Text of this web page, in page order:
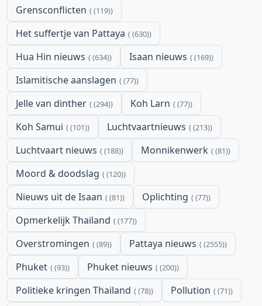
Grensconflicten (119)
Het suffertje van Pattaya (630)
Hua Hin nieuws (634) Isaan nieuws (169)
Islamitische aanslagen (77)
Jelle van dinther (294) Koh Larn (77)
Koh Samui (101) Luchtvaartnieuws (213)
Luchtvaart nieuws (188) Monnikenwerk (81)
Moord & doodslag (120)
Nieuws uit de Isaan (81) Oplichting (77)
Opmerkelijk Thailand (177)
Overstromingen (89) Pattaya nieuws (2555)
Phuket (93) Phuket nieuws (200)
Politieke kringen Thailand (78) Pollution (71)